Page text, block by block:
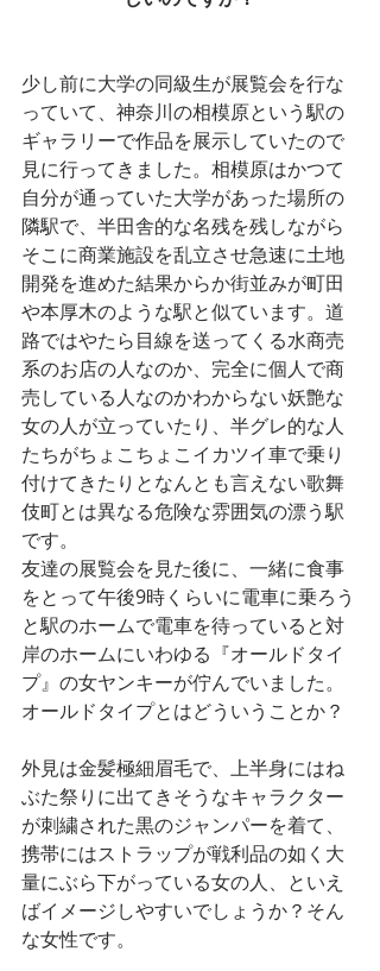
少し前に大学の同級生が展覧会を行な
っていて、神奈川の相模原という駅の
ギャラリーで作品を展示していたので
見に行ってきました。相模原はかつて
自分が通っていた大学があった場所の
隣駅で、半田舎的な名残を残しながら
そこに商業施設を乱立させ急速に土地
開発を進めた結果からか街並みが町田
や本厚木のような駅と似ています。道
路ではやたら目線を送ってくる水商売
系のお店の人なのか、完全に個人で商
売している人なのかわからない妖艶な
女の人が立っていたり、半グレ的な人
たちがちょこちょこイカツイ車で乗り
付けてきたりとなんとも言えない歌舞
伎町とは異なる危険な雰囲気の漂う駅
です。
友達の展覧会を見た後に、一緒に食事
をとって午後9時くらいに電車に乗ろう
と駅のホームで電車を待っていると対
岸のホームにいわゆる『オールドタイ
プ』の女ヤンキーが佇んでいました。
オールドタイプとはどういうことか？
外見は金髪極細眉毛で、上半身にはね
ぶた祭りに出てきそうなキャラクター
が刺繍された黒のジャンパーを着て、
携帯にはストラップが戦利品の如く大
量にぶら下がっている女の人、といえ
ばイメージしやすいでしょうか？そん
な女性です。